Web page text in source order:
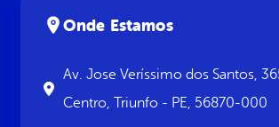
Onde Estamos
Av. Jose Veríssimo dos Santos,
Centro, Triunfo - PE, 56870-000